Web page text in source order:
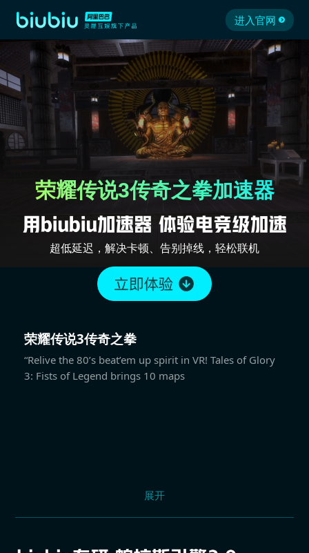
进入官网
荣耀传说3传奇之拳加速器
超低延迟，解决卡顿、告别掉线，轻松联机
荣耀传说3传奇之拳
“Relive the 80’s beat’em up spirit in VR! Tales of Glory
3: Fists of Legend brings 10 maps
展开